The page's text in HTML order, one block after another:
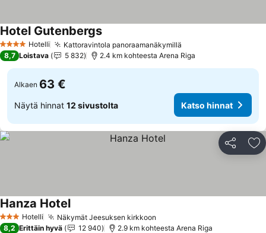
4 Tähtiluokitus
Hotelli Kattoravintola panoraamanäkymillä
Hotel Gutenbergs
8,7 Loistava 5 832 2.4 km kohteesta Arena Riga
Alkaen 63 €
Näytä hinnat 12 sivustolta Katso hinnat
Jaa
3 Tähtiluokitus
Hotelli Näkymät Jeesuksen kirkkoon
Hanza Hotel
8,2 Erittäin hyvä 12 940 2.9 km kohteesta Arena Riga